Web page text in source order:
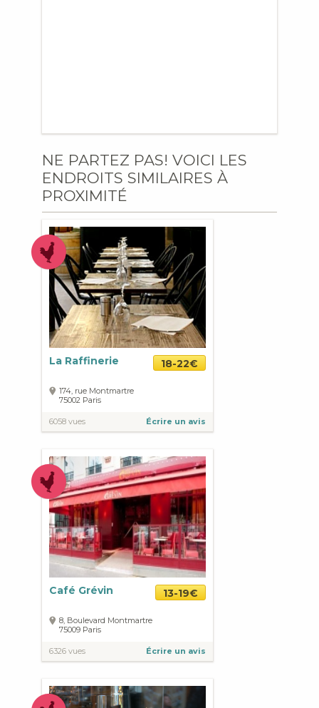
NE PARTEZ PAS! VOICI LES
ENDROITS SIMILAIRES À
PROXIMITÉ
La Raffinerie 18-22€
174, rue Montmartre
75002 Paris
6058 vues Écrire un avis
Café Grévin 13-19€
8, Boulevard Montmartre
75009 Paris
6326 vues Écrire un avis